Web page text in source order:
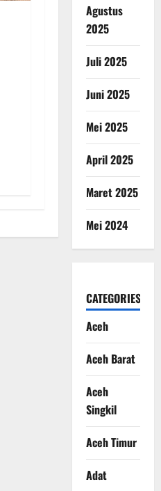
Agustus
2025
Juli 2025
Juni 2025
Mei 2025
April 2025
Maret 2025
Mei 2024
CATEGORIES
Aceh
Aceh Barat
Aceh
Singkil
Aceh Timur
Adat